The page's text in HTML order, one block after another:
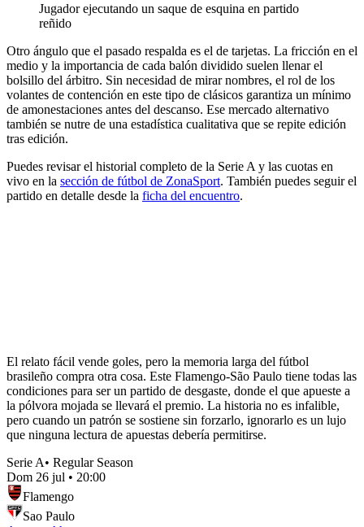
Jugador ejecutando un saque de esquina en partido
reñido
Otro ángulo que el pasado respalda es el de tarjetas. La fricción en el
medio y la importancia de cada balón dividido suelen llenar el
bolsillo del árbitro. Sin necesidad de mirar nombres, el rol de los
volantes de contención en este tipo de clásicos garantiza un mínimo
de amonestaciones antes del descanso. Ese mercado alternativo
también se nutre de una estadística cualitativa que se repite edición
tras edición.
Puedes revisar el historial completo de la Serie A y las cuotas en
vivo en la sección de fútbol de ZonaSport. También puedes seguir el
partido en detalle desde la ficha del encuentro.
El relato fácil vende goles, pero la memoria larga del fútbol
brasileño compra otra cosa. Este Flamengo-São Paulo tiene todas las
condiciones para ser un partido de desgaste, donde el que apueste a
la pólvora mojada se llevará el premio. La historia no es infalible,
pero cuando un patrón se sostiene sin forzarlo, ignorarlo es un lujo
que ninguna lectura de apuestas debería permitirse.
Serie A• Regular Season
Dom 26 jul • 20:00
Flamengo
Sao Paulo